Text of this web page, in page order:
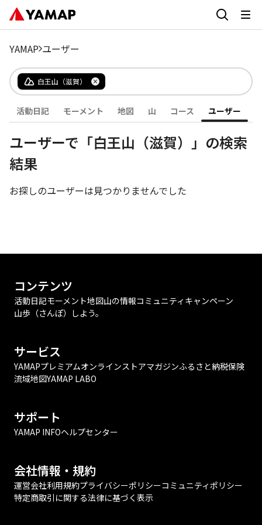
YAMAP ユーザー
白王山（滋賀）
活動日記 モーメント 地図 山 コース ユーザー
ユーザーで「白王山（滋賀）」の検索
結果
お探しのユーザーは見つかりませんでした
コンテンツ
活動日記モーメント地図山の情報コミュニティ キャンペーン
山歩（さんぽ）しよう。
サービス
YAMAPプレミアムオンラインストアマガジンふるさと納税保険
流域地図YAMAP LABO
サポート
YAMAP INFOヘルプセンター
会社情報・規約
運営会社利用規約プライバシーポリシーコミュニティポリシー
特定商取引に関する法律に基づく表示